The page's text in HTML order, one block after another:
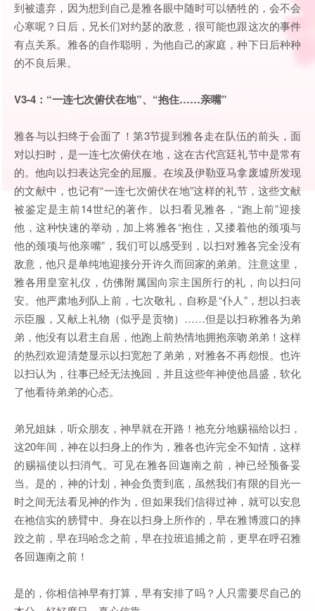
到被遗弃，因为想到自己是雅各眼中随时可以牺牲的，会不会
心寒呢？日后，兄长们对约瑟的敌意，很可能也跟这次的事件
有点关系。雅各的自作聪明，为他自己的家庭，种下日后种种
的不良后果。
V3-4：“一连七次俯伏在地”、“抱住……亲嘴”
雅各与以扫终于会面了！第3节提到雅各走在队伍的前头，面
对以扫时，是一连七次俯伏在地，这在古代宫廷礼节中是常有
的。他向以扫表达完全的屈服。在埃及伊勒亚马拿废墟所发现
的文献中，也记有“一连七次俯伏在地”这样的礼节，这些文献
被鉴定是主前14世纪的著作。以扫看见雅各，“跑上前”迎接
他，这种快速的举动，加上将雅各“抱住，又搂着他的颈项与
他的颈项与他亲嘴”，我们可以感受到，以扫对雅各完全没有
敌意，他只是单纯地迎接分开许久而回家的弟弟。注意这里，
雅各用皇室礼仪，仿佛附属国向宗主国所行的礼，向以扫问
安。他严肃地列队上前，七次敬礼，自称是“仆人”，想以扫表
示臣服，又献上礼物（似乎是贡物）……但是以扫称雅各为弟
弟，他没有以君主自居，他跑上前热情地拥抱亲吻弟弟！这样
的热烈欢迎清楚显示以扫宽恕了弟弟，对雅各不再怨恨。也许
以扫认为，往事已经无法挽回，并且这些年神使他昌盛，软化
了他看待弟弟的心态。
弟兄姐妹，听众朋友，神早就在开路！祂充分地赐福给以扫，
这20年间，神在以扫身上的作为，雅各也许完全不知情，这样
的赐福使以扫消气。可见在雅各回迦南之前，神已经预备妥
当。是的，神的计划，神会负责到底，虽然我们有限的目光一
时之间无法看见神的作为，但如果我们信得过神，就可以安息
在祂信实的膀臂中。身在以扫身上所作的，早在雅博渡口的摔
跤之前，早在玛哈念之前，早在拉班追捕之前，更早在呼召雅
各回迦南之前！
是的，你相信神早有打算，早有安排了吗？人只需要尽自己的